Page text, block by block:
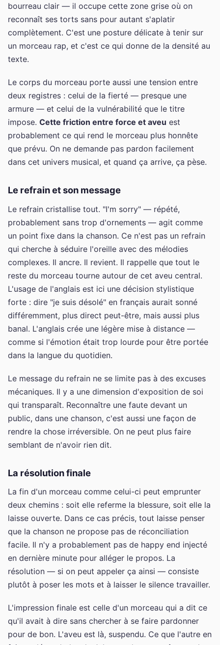
bourreau clair — il occupe cette zone grise où on
reconnaît ses torts sans pour autant s'aplatir
complètement. C'est une posture délicate à tenir sur
un morceau rap, et c'est ce qui donne de la densité au
texte.
Le corps du morceau porte aussi une tension entre
deux registres : celui de la fierté — presque une
armure — et celui de la vulnérabilité que le titre
impose. Cette friction entre force et aveu est
probablement ce qui rend le morceau plus honnête
que prévu. On ne demande pas pardon facilement
dans cet univers musical, et quand ça arrive, ça pèse.
Le refrain et son message
Le refrain cristallise tout. "I'm sorry" — répété,
probablement sans trop d'ornements — agit comme
un point fixe dans la chanson. Ce n'est pas un refrain
qui cherche à séduire l'oreille avec des mélodies
complexes. Il ancre. Il revient. Il rappelle que tout le
reste du morceau tourne autour de cet aveu central.
L'usage de l'anglais est ici une décision stylistique
forte : dire "je suis désolé" en français aurait sonné
différemment, plus direct peut-être, mais aussi plus
banal. L'anglais crée une légère mise à distance —
comme si l'émotion était trop lourde pour être portée
dans la langue du quotidien.
Le message du refrain ne se limite pas à des excuses
mécaniques. Il y a une dimension d'exposition de soi
qui transparaît. Reconnaître une faute devant un
public, dans une chanson, c'est aussi une façon de
rendre la chose irréversible. On ne peut plus faire
semblant de n'avoir rien dit.
La résolution finale
La fin d'un morceau comme celui-ci peut emprunter
deux chemins : soit elle referme la blessure, soit elle la
laisse ouverte. Dans ce cas précis, tout laisse penser
que la chanson ne propose pas de réconciliation
facile. Il n'y a probablement pas de happy end injecté
en dernière minute pour alléger le propos. La
résolution — si on peut appeler ça ainsi — consiste
plutôt à poser les mots et à laisser le silence travailler.
L'impression finale est celle d'un morceau qui a dit ce
qu'il avait à dire sans chercher à se faire pardonner
pour de bon. L'aveu est là, suspendu. Ce que l'autre en